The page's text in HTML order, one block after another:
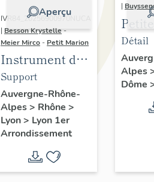
Aperçu
IVR84_20256900970NUCA
| Besson Krystelle-
Meier Mirco - Petit Marion
Instrument de
démonstration
en
électrostatique,
appareil pour
Support
Auvergne-Rhône-
Alpes> Rhône >
Lyon> Lyon 1er
Arrondissement
|
Détail
Alpes
Dôme